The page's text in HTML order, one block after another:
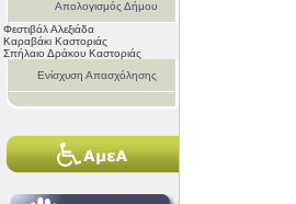
Απολογισμός Δήμου
Καστοριάς
Φεστιβάλ Αλεξιάδα
Καραβάκι Καστοριάς
Σπήλαιο Δράκου Καστοριάς
Ενίσχυση Απασχόλησης